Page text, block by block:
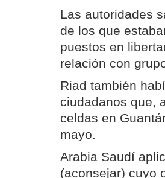
Las autoridades
de los que
puestos en
relación con
Riad también
ciudadanos que,
celdas en
mayo.
Arabia Saudí
(aconsejar) cuyo